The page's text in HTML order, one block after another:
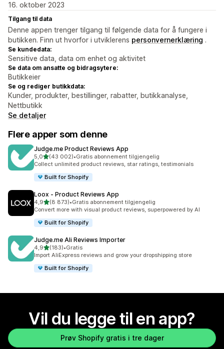
16. oktober 2023
Tilgang til data
Denne appen trenger tilgang til følgende data for å fungere i
butikken. Finn ut hvorfor i utviklerens personvernerklæring .
Se kundedata:
Sensitive data, data om enhet og aktivitet
Se data om ansatte og bidragsytere:
Butikkeier
Se og rediger butikkdata:
Kunder, produkter, bestillinger, rabatter, butikkanalyse,
Nettbutikk
Se detaljer
Flere apper som denne
Judge.me Product Reviews App
5,0av 5 stjerner
(43 002)
Totalt 43002 omtaler
•Gratis abonnement tilgjengelig
Collect unlimited product reviews, star ratings, testimonials
Built for Shopify
Loox ‑ Product Reviews App
4,9av 5 stjerner
(8 873)
Totalt 8873 omtaler
•Gratis abonnement tilgjengelig
Convert more with visual product reviews, superpowered by AI
Built for Shopify
Judge.me Ali Reviews Importer
4,9av 5 stjerner
(183)
Totalt 183 omtaler
•Gratis
Import AliExpress reviews and grow your dropshipping store
Built for Shopify
Vil du legge til en app?
Prøv Shopify gratis i tre dager